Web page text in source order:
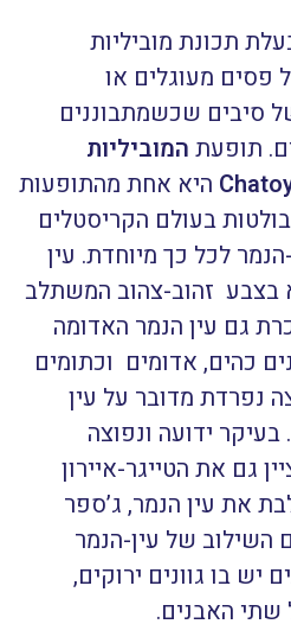
תכונת מוביליות
פסים מעוגלים או
סיבים שכשמתבוננים
תופעת המוביליות
היא אחת מהתופעות
בעולם הקריסטלים
לכל כך מיוחדת. עין
בצבע זהוב-צהוב המשתלב
גם עין הנמר האדומה
כהים, אדומים וכתומים
נפרדת מדובר על עין
ידועה ונפוצה
גם את הטייגר-איירון
את עין הנמר, ג’ספר
השילוב של עין-הנמר
יש בו גוונים ירוקים,
האבנים.